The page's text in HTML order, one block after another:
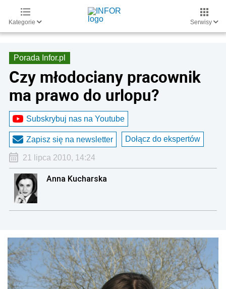
Kategorie Serwisy
Porada Infor.pl
Czy młodociany pracownik
ma prawo do urlopu?
Subskrybuj nas na Youtube
Zapisz się na newsletter Dołącz do ekspertów
21 lipca 2010, 14:24
Anna Kucharska